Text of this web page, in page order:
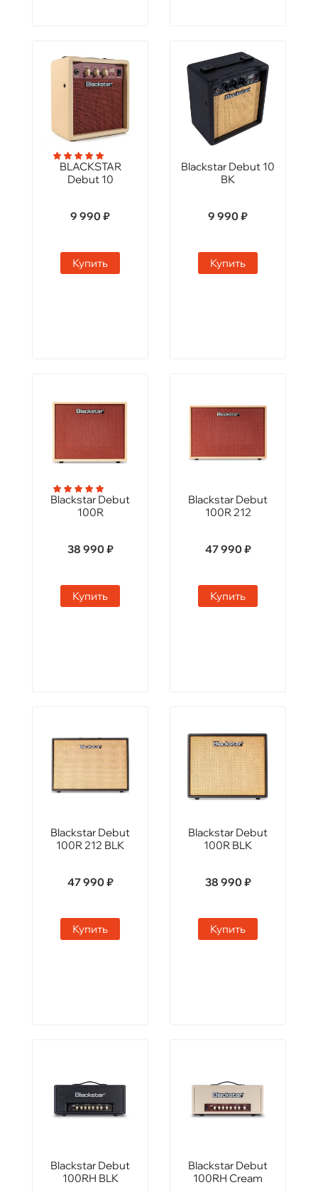
BLACKSTAR
Debut 10
9 990 ₽
Купить
Blackstar Debut 10
BK
9 990 ₽
Купить
Blackstar Debut
100R
38 990 ₽
Купить
Blackstar Debut
100R 212
47 990 ₽
Купить
Blackstar Debut
100R 212 BLK
47 990 ₽
Купить
Blackstar Debut
100R BLK
38 990 ₽
Купить
Blackstar Debut
100RH BLK
Blackstar Debut
100RH Сream